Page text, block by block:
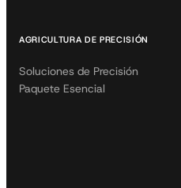
AGRICULTURA DE PRECISIÓN
Soluciones de Precisión
Paquete Esencial